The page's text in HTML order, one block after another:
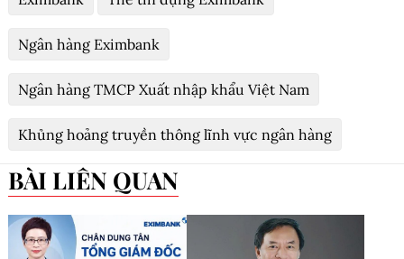
Ngân hàng Eximbank
Ngân hàng TMCP Xuất nhập khẩu Việt Nam
Khủng hoảng truyền thông lĩnh vực ngân hàng
BÀI LIÊN QUAN